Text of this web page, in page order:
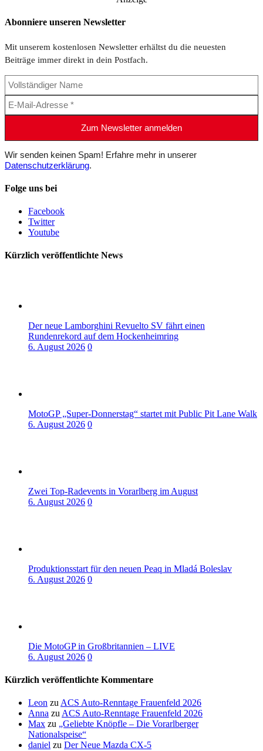
Abonniere unseren Newsletter
Mit unserem kostenlosen Newsletter erhältst du die neuesten
Beiträge immer direkt in dein Postfach.
Wir senden keinen Spam! Erfahre mehr in unserer
Datenschutzerklärung.
Folge uns bei
Facebook
Twitter
Youtube
Kürzlich veröffentlichte News
Der neue Lamborghini Revuelto SV fährt einen
Rundenrekord auf dem Hockenheimring
6. August 2026 0
MotoGP „Super-Donnerstag“ startet mit Public Pit Lane Walk
6. August 2026 0
Zwei Top-Radevents in Vorarlberg im August
6. August 2026 0
Produktionsstart für den neuen Peaq in Mladá Boleslav
6. August 2026 0
Die MotoGP in Großbritannien – LIVE
6. August 2026 0
Kürzlich veröffentlichte Kommentare
Leon zu ACS Auto-Renntage Frauenfeld 2026
Anna zu ACS Auto-Renntage Frauenfeld 2026
Max zu „Geliebte Knöpfle – Die Vorarlberger
Nationalspeise“
daniel zu Der Neue Mazda CX-5